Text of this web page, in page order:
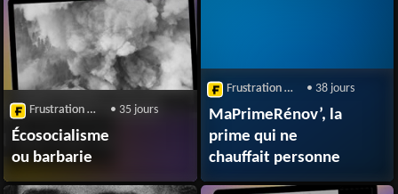
Frustration Magazine • 35 jours
Écosocialisme
ou barbarie
Frustration Magazine • 38 jours
MaPrimeRénov’, la
prime qui ne
chauffait personne